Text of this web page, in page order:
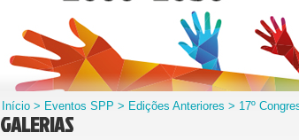
Início > Eventos SPP > Edições Anteriores > 17º
GALERIAS